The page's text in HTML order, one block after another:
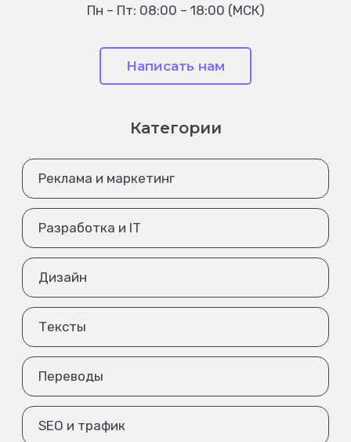
Пн – Пт: 08:00 – 18:00 (МСК)
Написать нам
Категории
Реклама и маркетинг
Разработка и IT
Дизайн
Тексты
Переводы
SEO и трафик